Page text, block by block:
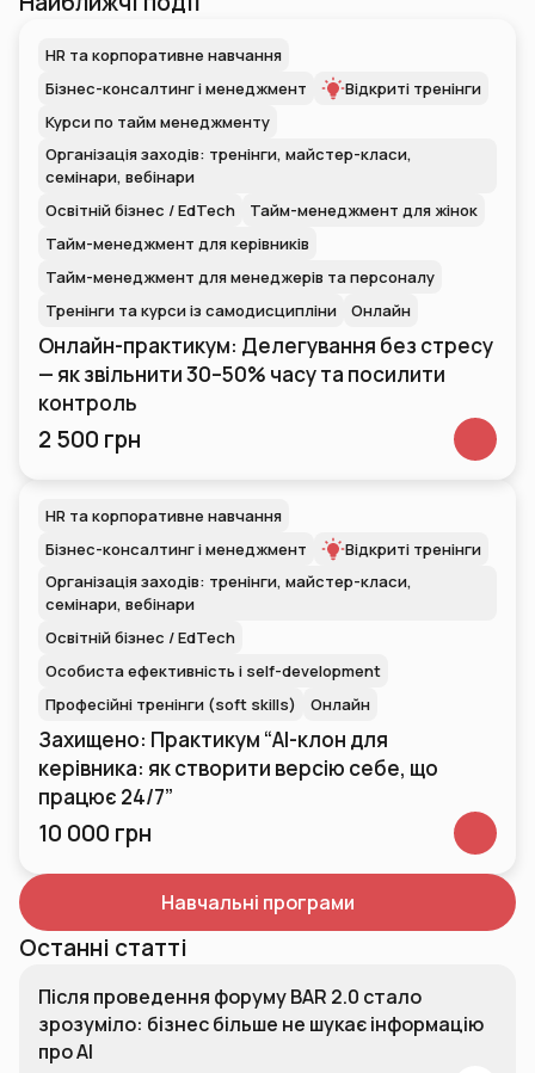
HR та корпоративне навчання
Бізнес-консалтинг і менеджмент
Відкриті тренінги
Курси по тайм менеджменту
Організація заходів: тренінги, майстер-класи,
семінари, вебінари
Освітній бізнес / EdTech
Тайм-менеджмент для жінок
Тайм-менеджмент для керівників
Тайм-менеджмент для менеджерів та персоналу
Тренінги та курси із самодисципліни
Онлайн
Онлайн-практикум: Делегування без стресу
— як звільнити 30–50% часу та посилити
контроль
2 500 грн
HR та корпоративне навчання
Бізнес-консалтинг і менеджмент
Відкриті тренінги
Організація заходів: тренінги, майстер-класи,
семінари, вебінари
Освітній бізнес / EdTech
Особиста ефективність і self-development
Професійні тренінги (soft skills)
Онлайн
Захищено: Практикум “AI-клон для
керівника: як створити версію себе, що
працює 24/7”
10 000 грн
Навчальні програми
Останні статті
Після проведення форуму BAR 2.0 стало
зрозуміло: бізнес більше не шукає інформацію
про AI